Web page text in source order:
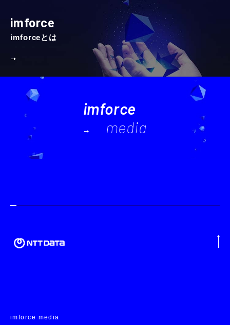
imforce
imforceとは
imforce
media
imforce media